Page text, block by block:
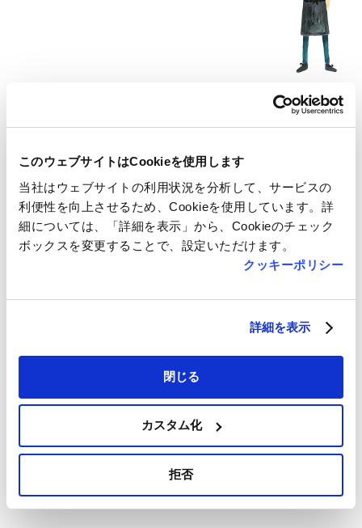
このウェブサイトはCookieを使用します
当社はウェブサイトの利用状況を分析して、サービスの
利便性を向上させるため、Cookieを使用しています。詳
細については、「詳細を表示」から、Cookieのチェック
ボックスを変更することで、設定いただけます。
クッキーポリシー
詳細を表示
閉じる
カスタム化
拒否
フロアマップ